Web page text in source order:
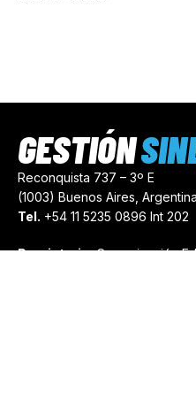
Reconquista 737 – 3º E
(1003) Buenos Aires, Argentina
Tel. +54 11 5235 0896 Int 202
Propietario:Comunicación
GESTIÓN